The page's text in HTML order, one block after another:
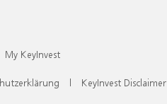
My KeyInvest
| KeyInvest Disclaimer